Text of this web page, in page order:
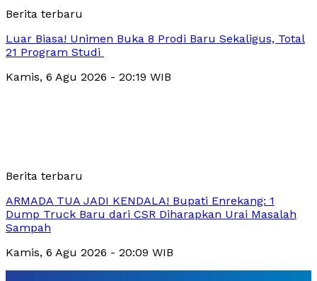
Berita terbaru
Luar Biasa! Unimen Buka 8 Prodi Baru Sekaligus, Total
21 Program Studi
Kamis, 6 Agu 2026 - 20:19 WIB
Berita terbaru
ARMADA TUA JADI KENDALA! Bupati Enrekang: 1
Dump Truck Baru dari CSR Diharapkan Urai Masalah
Sampah
Kamis, 6 Agu 2026 - 20:09 WIB